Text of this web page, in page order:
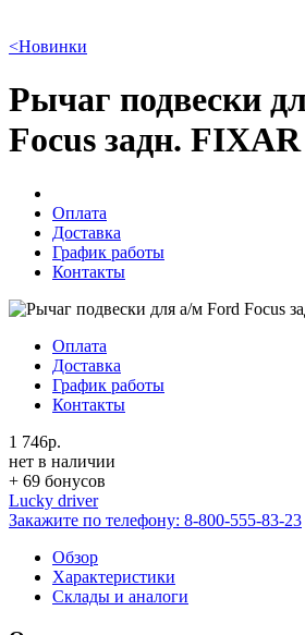
<Новинки
Рычаг подвески
Focus задн. FIXAR
Оплата
Доставка
График работы
Контакты
Оплата
Доставка
График работы
Контакты
1 746р.
нет в наличии
+ 69 бонусов
Lucky driver
Закажите по телефону: 8-800-555-83-23
Обзор
Характеристики
Склады и аналоги